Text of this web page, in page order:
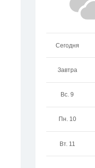
Сегодня
Завтра
Вс. 9
Пн. 10
Вт. 11